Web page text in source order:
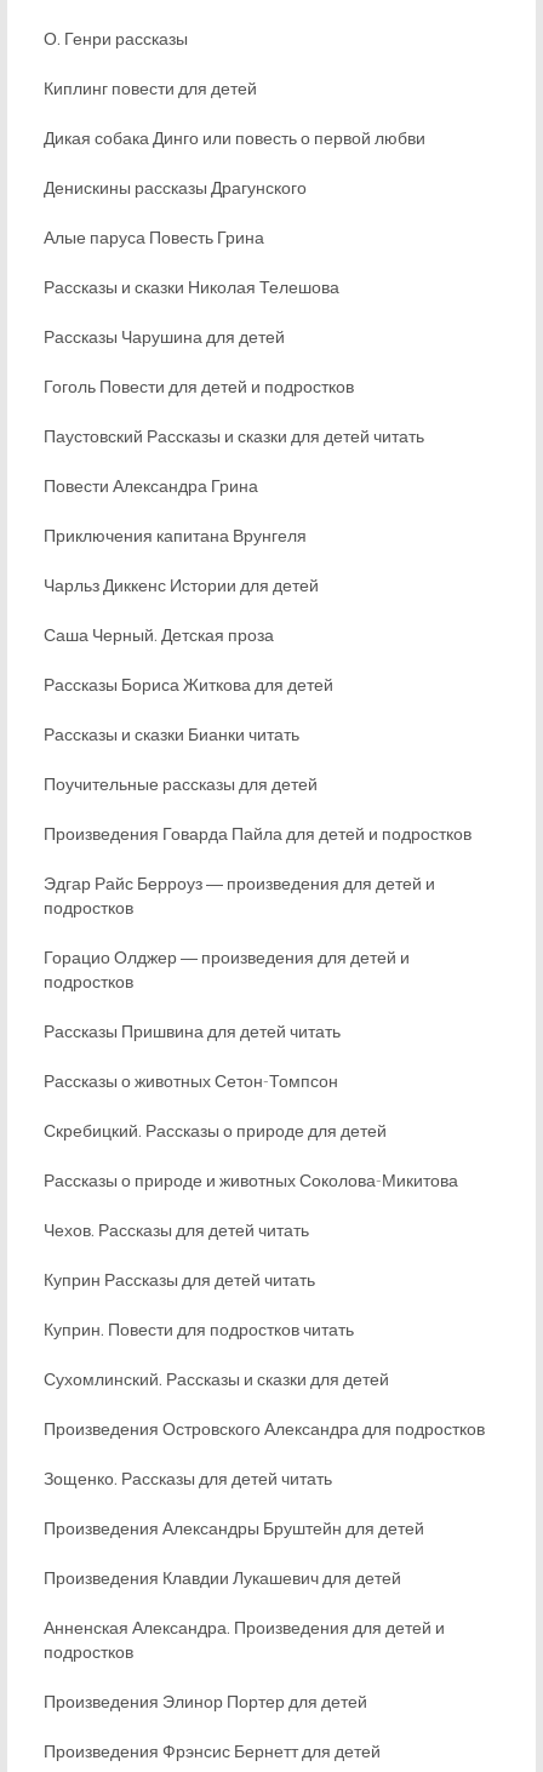
О. Генри рассказы
Киплинг повести для детей
Дикая собака Динго или повесть о первой любви
Денискины рассказы Драгунского
Алые паруса Повесть Грина
Рассказы и сказки Николая Телешова
Рассказы Чарушина для детей
Гоголь Повести для детей и подростков
Паустовский Рассказы и сказки для детей читать
Повести Александра Грина
Приключения капитана Врунгеля
Чарльз Диккенс Истории для детей
Саша Черный. Детская проза
Рассказы Бориса Житкова для детей
Рассказы и сказки Бианки читать
Поучительные рассказы для детей
Произведения Говарда Пайла для детей и подростков
Эдгар Райс Берроуз ― произведения для детей и
подростков
Горацио Олджер ― произведения для детей и
подростков
Рассказы Пришвина для детей читать
Рассказы о животных Сетон-Томпсон
Скребицкий. Рассказы о природе для детей
Рассказы о природе и животных Соколова-Микитова
Чехов. Рассказы для детей читать
Куприн Рассказы для детей читать
Куприн. Повести для подростков читать
Сухомлинский. Рассказы и сказки для детей
Произведения Островского Александра для подростков
Зощенко. Рассказы для детей читать
Произведения Александры Бруштейн для детей
Произведения Клавдии Лукашевич для детей
Анненская Александра. Произведения для детей и
подростков
Произведения Элинор Портер для детей
Произведения Фрэнсис Бернетт для детей